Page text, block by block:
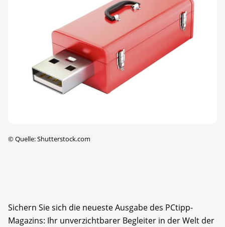
©Quelle: Shutterstock.com
Sichern Sie sich die neueste Ausgabe des PCtipp-
Magazins: Ihr unverzichtbarer Begleiter in der Welt der